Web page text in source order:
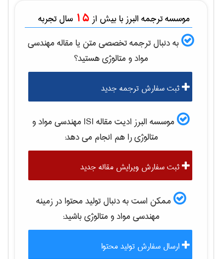
موسسه ترجمه البرز با بیش از 15 سال تجربه
به دنبال ترجمه تخصصی متن یا مقالهمهندسی
مواد و متالوژیهستید؟
ثبت سفارش ترجمه جدید
موسسه البرز ادیت مقاله ISI
مهندسی مواد و
متالوژیرا هم انجام می دهد:
ثبت سفارش ویرایش مقاله جدید
ممکن است به دنبال تولید محتوا در زمینه
مهندسی مواد و متالوژیباشید:
ارسال سفارش تولید محتوا